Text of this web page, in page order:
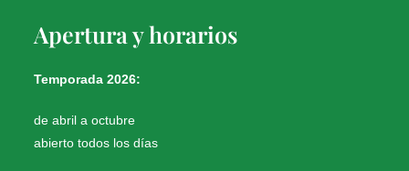
Apertura y horarios
Temporada 2026:
de abril a octubre
abierto todos los días